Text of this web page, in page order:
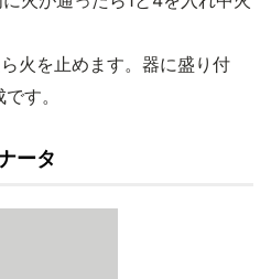
火を止めます。器に盛り付
す。
ータ